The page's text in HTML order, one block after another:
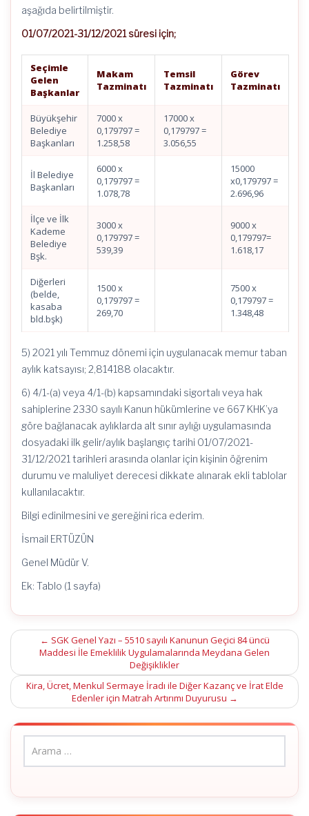
aşağıda belirtilmiştir.
01/07/2021-31/12/2021 süresi için;
Seçimle
Gelen
Başkanlar
Makam
Tazminatı
Temsil
Tazminatı
Görev
Tazminatı
Büyükşehir
Belediye
Başkanları
7000 x
0,179797 =
1.258,58
17000 x
0,179797 =
3.056,55
İl Belediye
Başkanları
6000 x
0,179797 =
1.078,78
15000
x0,179797 =
2.696,96
İlçe ve İlk
Kademe
Belediye
Bşk.
3000 x
0,179797 =
539,39
9000 x
0,179797=
1.618,17
Diğerleri
(belde,
kasaba
bld.bşk)
1500 x
0,179797 =
269,70
7500 x
0,179797 =
1.348,48
5) 2021 yılı Temmuz dönemi için uygulanacak memur taban
aylık katsayısı; 2,814188 olacaktır.
6) 4/1-(a) veya 4/1-(b) kapsamındaki sigortalı veya hak
sahiplerine 2330 sayılı Kanun hükümlerine ve 667 KHK’ya
göre bağlanacak aylıklarda alt sınır aylığı uygulamasında
dosyadaki ilk gelir/aylık başlangıç tarihi 01/07/2021-
31/12/2021 tarihleri arasında olanlar için kişinin öğrenim
durumu ve maluliyet derecesi dikkate alınarak ekli tablolar
kullanılacaktır.
Bilgi edinilmesini ve gereğini rica ederim.
İsmail ERTÜZÜN
Genel Müdür V.
Ek: Tablo (1 sayfa)
Post
navigation
← SGK Genel Yazı – 5510 sayılı Kanunun Geçici 84 üncü
Maddesi İle Emeklilik Uygulamalarında Meydana Gelen
Değişiklikler
Kira, Ücret, Menkul Sermaye İradı ile Diğer Kazanç ve İrat Elde
Edenler için Matrah Artırımı Duyurusu →